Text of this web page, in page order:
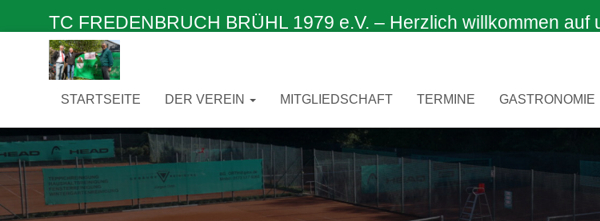
TC FREDENBRUCH BRÜHL 1979 e.V. – Herzlich willkommen auf
STARTSEITE DER VEREIN MITGLIEDSCHAFT TERMINE GASTRONOMIE